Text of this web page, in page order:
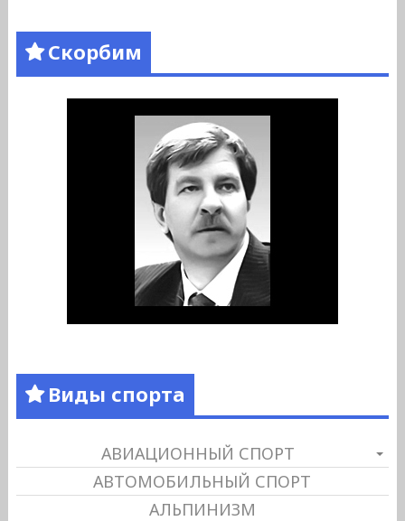
Скорбим
Виды спорта
АВИАЦИОННЫЙ СПОРТ
АВТОМОБИЛЬНЫЙ СПОРТ
АЛЬПИНИЗМ